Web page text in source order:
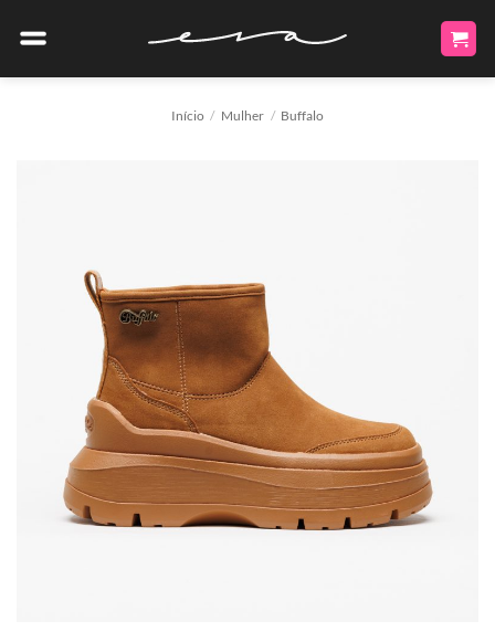
Início / Mulher / Buffalo